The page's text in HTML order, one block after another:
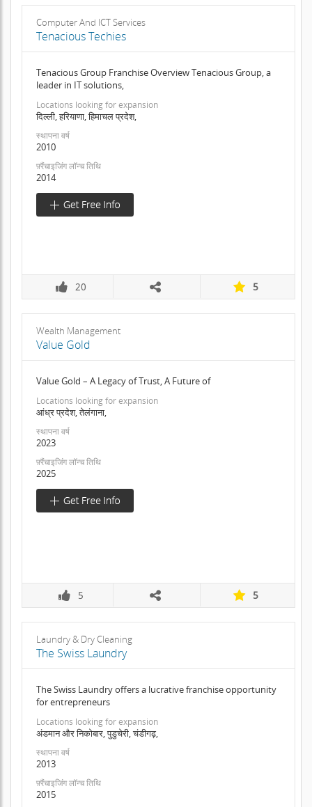
Computer And ICT Services
Tenacious Techies
Tenacious Group Franchise Overview Tenacious Group, a
leader in IT solutions,
Locations looking for expansion
दिल्ली, हरियाणा, हिमाचल प्रदेश,
स्थापना वर्ष
2010
फ़्रैंचाइजिंग लॉन्च तिथि
2014
20 5
Wealth Management
Value Gold
Value Gold – A Legacy of Trust, A Future of
Locations looking for expansion
आंध्र प्रदेश, तेलंगाना,
स्थापना वर्ष
2023
फ़्रैंचाइजिंग लॉन्च तिथि
2025
5 5
Laundry & Dry Cleaning
The Swiss Laundry
The Swiss Laundry offers a lucrative franchise opportunity
for entrepreneurs
Locations looking for expansion
अंडमान और निकोबार, पुडुचेरी, चंडीगढ़,
स्थापना वर्ष
2013
फ़्रैंचाइजिंग लॉन्च तिथि
2015